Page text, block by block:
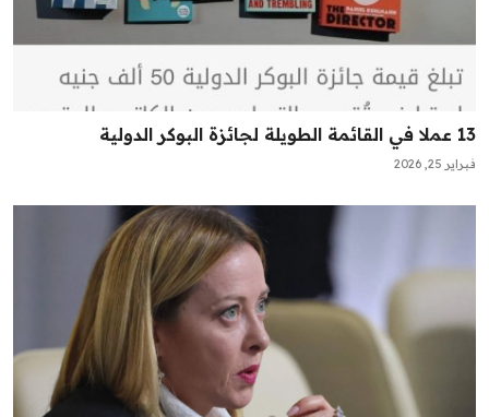
13 عملا في القائمة الطويلة لجائزة البوكر الدولية
فبراير 25, 2026